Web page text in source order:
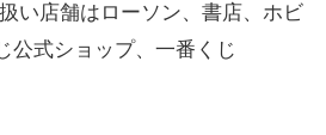
い店舗はローソン、書店、ホビ
公式ショップ、一番くじ